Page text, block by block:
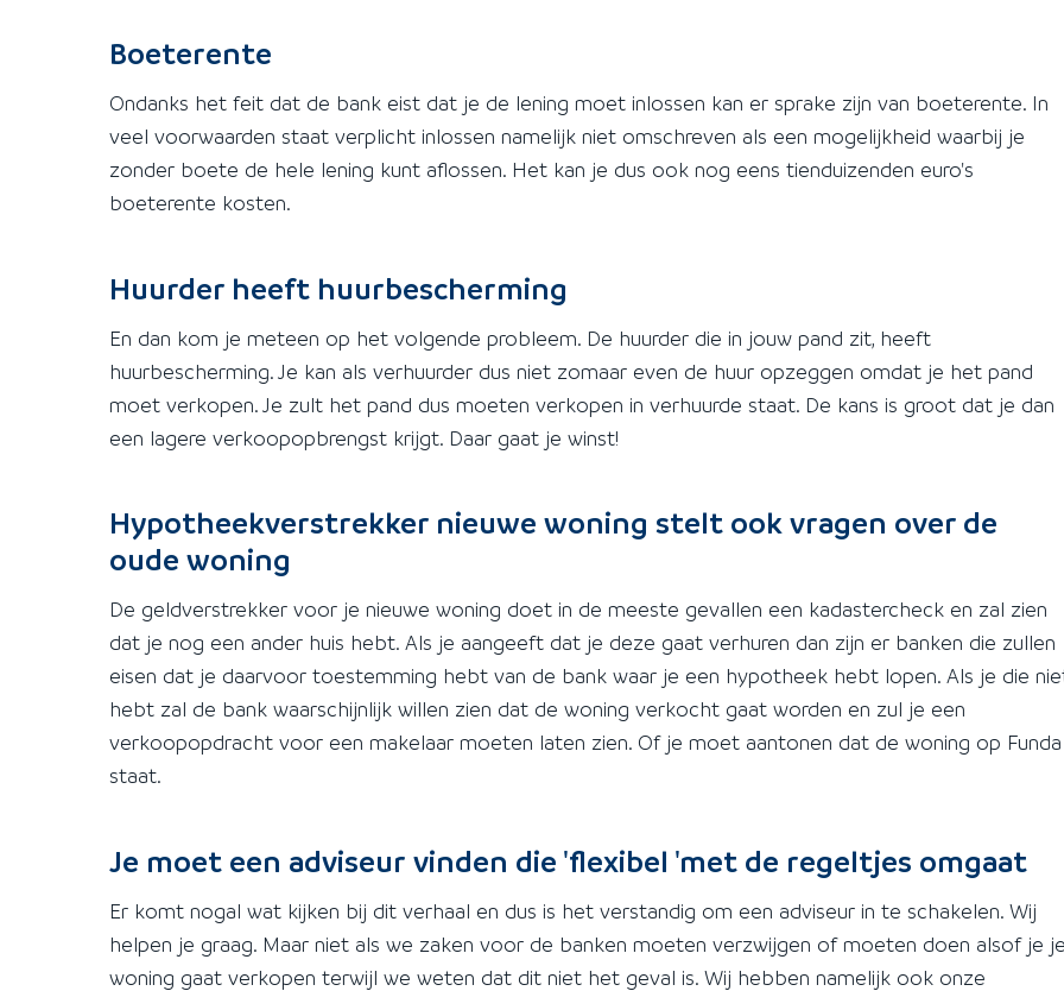
Boeterente
Ondanks het feit dat de bank eist dat je de lening moet inlossen kan er sprake zijn van boeterente. In
veel voorwaarden staat verplicht inlossen namelijk niet omschreven als een mogelijkheid waarbij je
zonder boete de hele lening kunt aflossen. Het kan je dus ook nog eens tienduizenden euro's
boeterente kosten.
Huurder heeft huurbescherming
En dan kom je meteen op het volgende probleem. De huurder die in jouw pand zit, heeft
huurbescherming. Je kan als verhuurder dus niet zomaar even de huur opzeggen omdat je het pand
moet verkopen. Je zult het pand dus moeten verkopen in verhuurde staat. De kans is groot dat je dan
een lagere verkoopopbrengst krijgt. Daar gaat je winst!
Hypotheekverstrekker nieuwe woning stelt ook vragen over de
oude woning
De geldverstrekker voor je nieuwe woning doet in de meeste gevallen een kadastercheck en zal zien
dat je nog een ander huis hebt. Als je aangeeft dat je deze gaat verhuren dan zijn er banken die zullen
eisen dat je daarvoor toestemming hebt van de bank waar je een hypotheek hebt lopen. Als je die
hebt zal de bank waarschijnlijk willen zien dat de woning verkocht gaat worden en zul je een
verkoopopdracht voor een makelaar moeten laten zien. Of je moet aantonen dat de woning op Funda
staat.
Je moet een adviseur vinden die 'flexibel 'met de regeltjes omgaat
Er komt nogal wat kijken bij dit verhaal en dus is het verstandig om een adviseur in te schakelen. Wij
helpen je graag. Maar niet als we zaken voor de banken moeten verzwijgen of moeten doen alsof je je
woning gaat verkopen terwijl we weten dat dit niet het geval is. Wij hebben namelijk ook onze